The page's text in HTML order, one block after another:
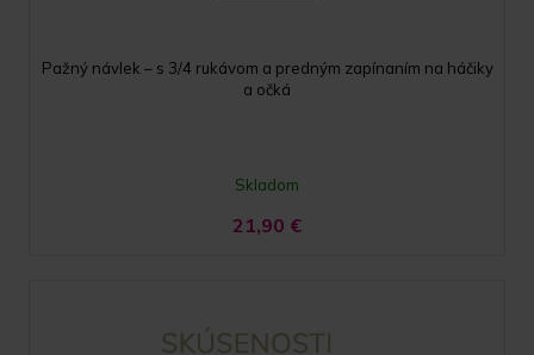
Pažný návlek – s 3/4 rukávom a predným zapínaním na háčiky
a očká
Skladom
21,90 €